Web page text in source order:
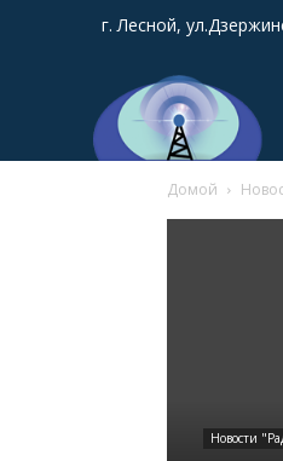
г. Лесной,
Домой
Новости